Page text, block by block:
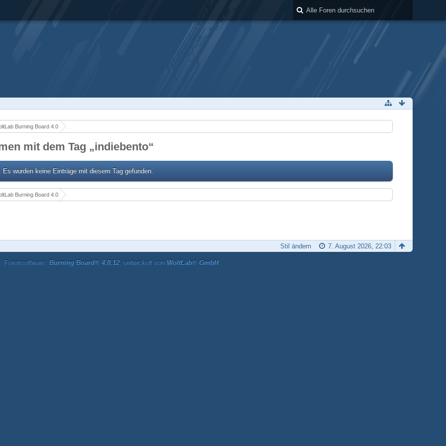
Burning Board 4.0
mit dem Tag „indiebento“
Es wurden keine Einträge mit diesem Tag gefunden.
Burning Board 4.0
7. August 2026, 22:03
Stil ändern
Forensoftware: Burning Board® 4.0.12, entwickelt von WoltLab® GmbH